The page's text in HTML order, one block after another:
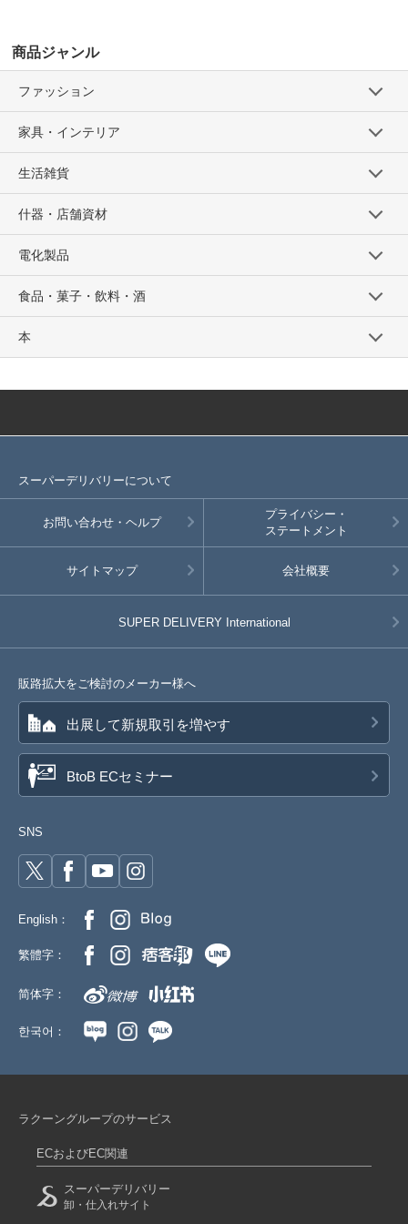
商品ジャンル
ファッション
家具・インテリア
生活雑貨
什器・店舗資材
電化製品
食品・菓子・飲料・酒
本
スーパーデリバリーについて
お問い合わせ・ヘルプ
プライバシー・
ステートメント
サイトマップ 会社概要
SUPER DELIVERY International
販路拡大をご検討のメーカー様へ
出展して新規取引を増やす
BtoB ECセミナー
SNS
English：
繁體字：
简体字：
한국어：
ラクーングループのサービス
ECおよびEC関連
スーパーデリバリー
卸・仕入れサイト